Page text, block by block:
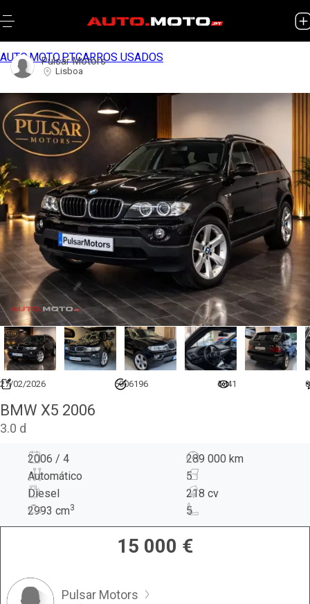
AUTO.MOTO.PTCARROS USADOS
27/02/2026 6906196 5541 0
BMW X5 2006
3.0 d
2006 / 4
289 000 km
Automático
5
Diesel
218 cv
2993 cm3 5
15 000 €
Pulsar Motors
Pulsar Motors
Lisboa